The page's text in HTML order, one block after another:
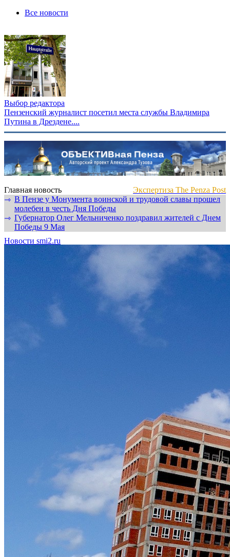
Все новости
Выбор редактора
Пензенский журналист посетил места службы Владимира
Путина в Дрездене....
Главная новость
Экспертиза The Penza Post
⇾ В Пензе у Монумента воинской и трудовой славы прошел
молебен в честь Дня Победы
⇾ Губернатор Олег Мельниченко поздравил жителей с Днем
Победы 9 Мая
Новости smi2.ru